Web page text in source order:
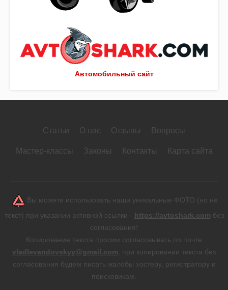
Автомобильный сайт
Статьи О нас Отзывы Вопросы
Мастер-классы Законы Контакты Карта сайта
Вы можете использовать наши уникальные ФОТО (но не
текст) при указании активной ссылки - https://avtoshark.com без
согласования!
Копирование текста просим согласовывать по почте
vladlevandovskyy@gmail.com , при копировании текста без
согласования будем писать жалобы хостеру, регистратору и
поисковикам.